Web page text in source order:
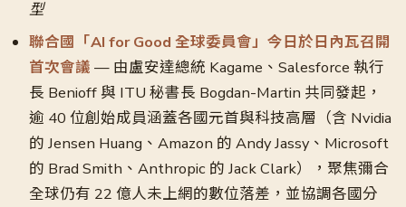
型
聯合國「AI for Good 全球委員會」今日於日內瓦召開
首次會議 — 由盧安達總統 Kagame、Salesforce 執行
長 Benioff 與 ITU 秘書長 Bogdan-Martin 共同發起，
逾 40 位創始成員涵蓋各國元首與科技高層（含 Nvidia
的 Jensen Huang、Amazon 的 Andy Jassy、Microsoft
的 Brad Smith、Anthropic 的 Jack Clark），聚焦彌合
全球仍有 22 億人未上網的數位落差，並協調各國分